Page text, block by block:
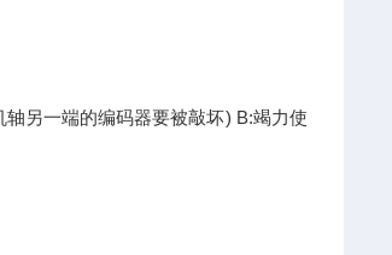
另一端的编码器要被敲坏) B:竭力使